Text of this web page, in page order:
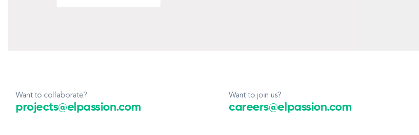
Want to collaborate?
projects@elpassion.com
Want to join us?
careers@elpassion.com